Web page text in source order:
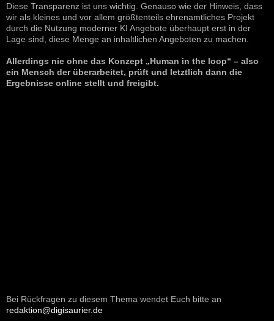
Diese Transparenz ist uns wichtig. Genauso wie der Hinweis, dass
wir als kleines und vor allem größtenteils ehrenamtliches Projekt
durch die Nutzung moderner KI Angebote überhaupt erst in der
Lage sind, diese Menge an inhaltlichen Angeboten zu machen.
Allerdings nie ohne das Konzept „Human in the loop“ – also
ein Mensch der überarbeitet, prüft und letztlich dann die
Ergebnisse online stellt und freigibt.
Bei Rückfragen zu diesem Thema wendet Euch bitte an
redaktion@digisaurier.de